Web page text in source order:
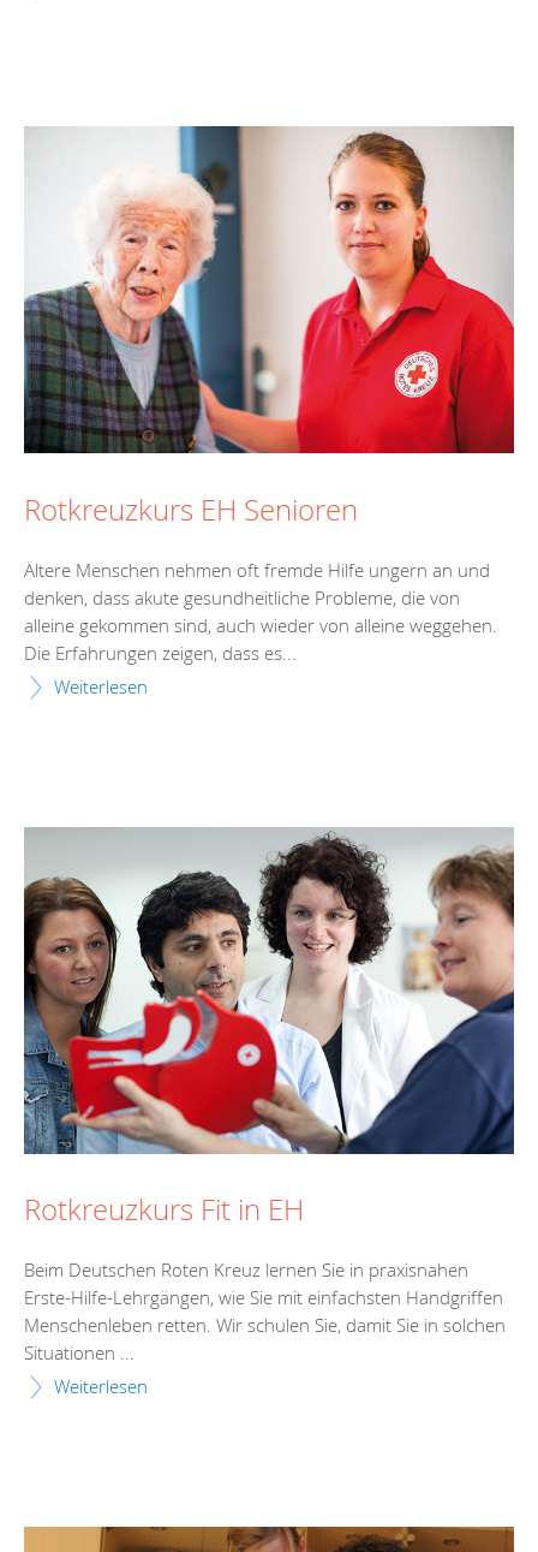
Rotkreuzkurs EH Senioren
Ältere Menschen nehmen oft fremde Hilfe ungern an und
denken, dass akute gesundheitliche Probleme, die von
alleine gekommen sind, auch wieder von alleine weggehen.
Die Erfahrungen zeigen, dass es...
Weiterlesen
Rotkreuzkurs Fit in EH
Beim Deutschen Roten Kreuz lernen Sie in praxisnahen
Erste-Hilfe-Lehrgängen, wie Sie mit einfachsten Handgriffen
Menschenleben retten. Wir schulen Sie, damit Sie in solchen
Situationen ...
Weiterlesen